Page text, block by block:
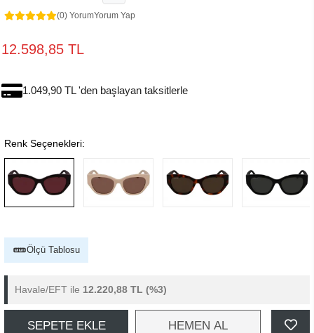
(0) YorumYorum Yap
12.598,85 TL
1.049,90 TL 'den başlayan taksitlerle
Renk Seçenekleri:
Ölçü Tablosu
Havale/EFT ile 12.220,88 TL (%3)
SEPETE EKLE HEMEN AL